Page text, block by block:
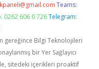
Teams:
0262 606 0 726 Telegram:
gereğince Bilgi Teknolojileri
bir Yer Sağlayıcı
sitedeki içerikleri proaktif